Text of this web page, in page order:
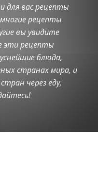
для вас рецепты
рецепты
вы увидите
эти рецепты
блюда,
странах мира, и
через еду,